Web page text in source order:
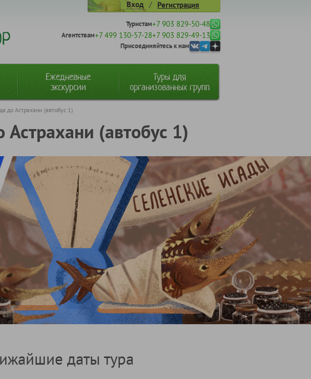
Вход / Регистрация
Туристам+7 903 829-50-48
Агентствам+7 499 130-57-28+7 903 829-49-13
Присоединяйтесь к нам
Ежедневные
экскурсии
Туры для
организованных групп
до Астрахани (автобус 1)
(автобус 1)
даты тура